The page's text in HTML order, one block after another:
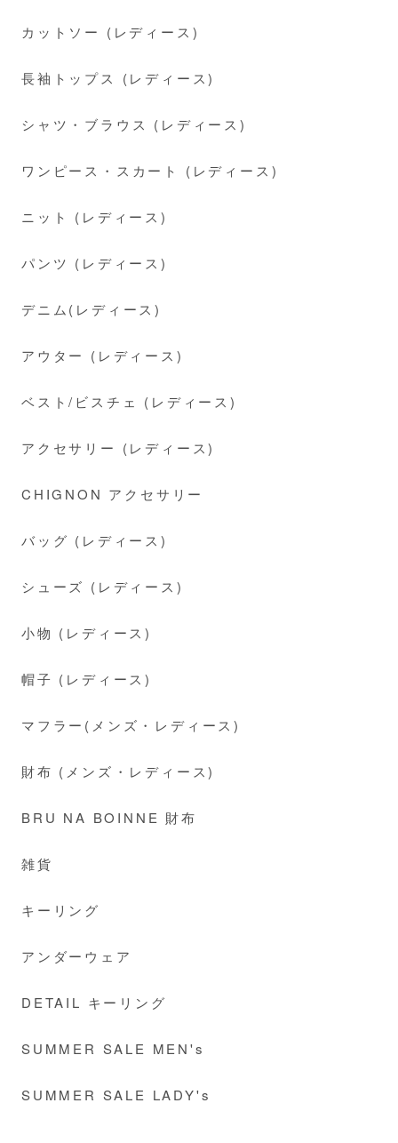
カットソー (レディース)
長袖トップス (レディース)
シャツ・ブラウス (レディース)
ワンピース・スカート (レディース)
ニット (レディース)
パンツ (レディース)
デニム(レディース)
アウター (レディース)
ベスト/ビスチェ (レディース)
アクセサリー (レディース)
CHIGNON アクセサリー
バッグ (レディース)
シューズ (レディース)
小物 (レディース)
帽子 (レディース)
マフラー(メンズ・レディース)
財布 (メンズ・レディース)
BRU NA BOINNE 財布
雑貨
キーリング
アンダーウェア
DETAIL キーリング
SUMMER SALE MEN's
SUMMER SALE LADY's